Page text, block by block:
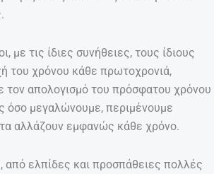
με τις ίδιες συνήθειες, τους ίδιους
του χρόνου κάθε πρωτοχρονιά,
τον απολογισμό του πρόσφατου χρόνου
όσο μεγαλώνουμε, περιμένουμε
αλλάζουν εμφανώς κάθε χρόνο.
ελπίδες και προσπάθειες πολλές